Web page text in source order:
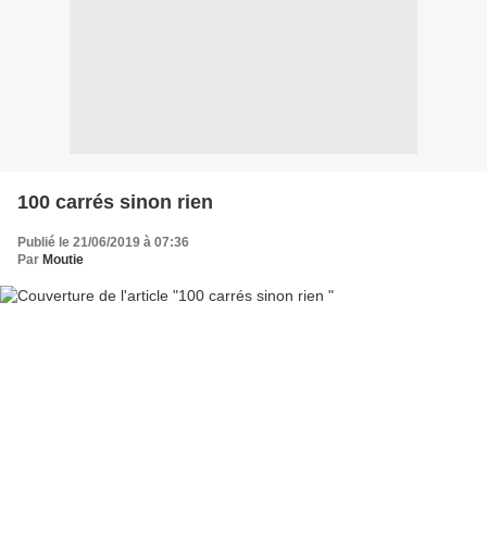
100 carrés sinon rien
Publié le 21/06/2019 à 07:36
Par Moutie